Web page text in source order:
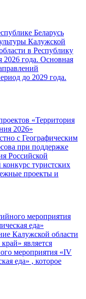
Беларусь
Калужской
в Республику
года. Основная
до 2029 года.
«Территория
2026»
с Географическим
при поддержке
Российской
туристских
проекты и
мероприятия
еда»
Калужской области
является
мероприятия «IV
еда» , которое